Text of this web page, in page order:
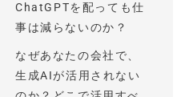
ChatGPTを配っても仕
事は減らないのか？
なぜあなたの会社で、
生成AIが活用されない